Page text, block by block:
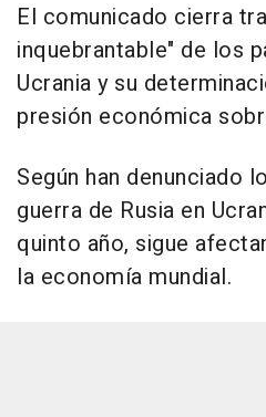
El comunicado cierra
inquebrantable" de los
Ucrania y su
presión económica
Según han denunciado
guerra de Rusia en
quinto año, sigue
la economía mundial.